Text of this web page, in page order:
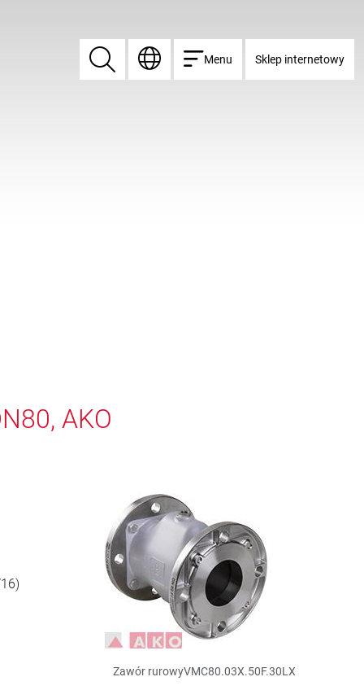
Znajdź
Znajdź Menu Sklep internetowy
AKO
Zawór rurowyVMC80.03X.50F.30LX